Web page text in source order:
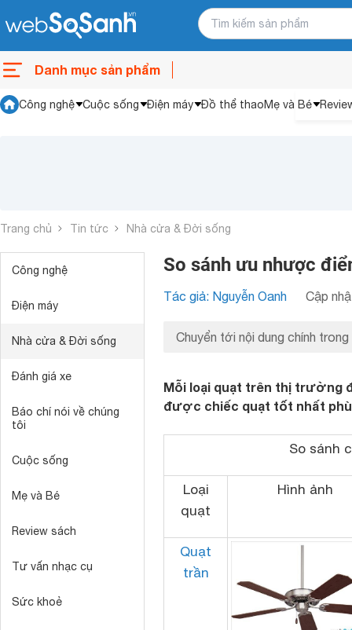
Danh mục sản phẩm
Công nghệ Cuộc sống Điện máy Đồ thể thaoMẹ và Bé
Trang chủ Tin tức Nhà cửa & Đời sống
Công nghệ
Điện máy
Nhà cửa & Đời sống
Đánh giá xe
Báo chí nói về chúng
tôi
Cuộc sống
Mẹ và Bé
Review sách
Tư vấn nhạc cụ
Sức khoẻ
So sánh ưu nhược
Tác giả: Nguyễn Oanh Cập
Chuyển tới nội dung chính trong
Mỗi loại quạt trên thị trường
được chiếc quạt tốt nhất
So sánh
Loại
quạt
Hình ảnh
Quạt
trần